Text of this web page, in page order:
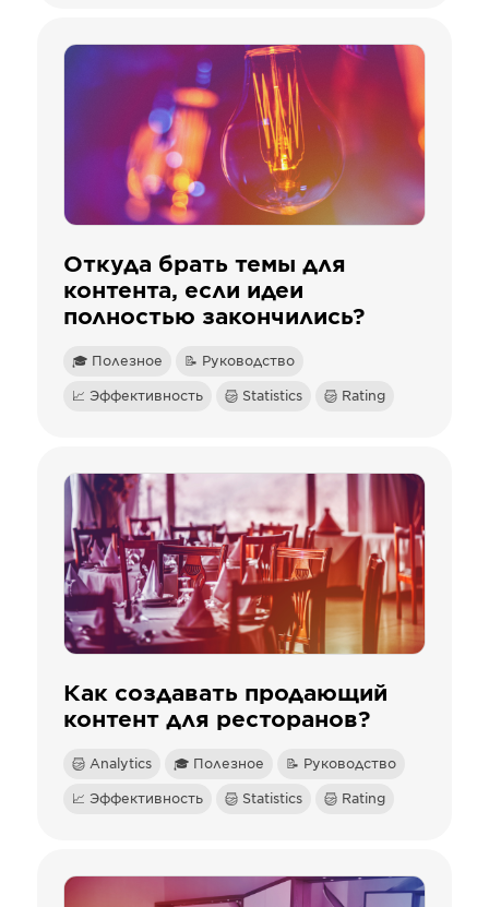
Откуда брать темы для
контента, если идеи
полностью закончились?
🎓 Полезное 📝 Руководство
📈 Эффективность Statistics Rating
Как создавать продающий
контент для ресторанов?
Analytics 🎓 Полезное 📝 Руководство
📈 Эффективность Statistics Rating